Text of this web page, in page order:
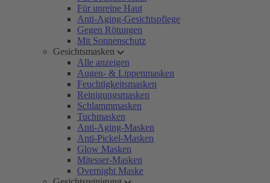
Für unreine Haut
Anti-Aging-Gesichtspflege
Gegen Rötungen
Mit Sonnenschutz
Gesichtsmasken
Alle anzeigen
Augen- & Lippenmasken
Feuchtigkeitsmasken
Reinigungsmasken
Schlammmasken
Tuchmasken
Anti-Aging-Masken
Anti-Pickel-Masken
Glow Masken
Mitesser-Masken
Overnight Maske